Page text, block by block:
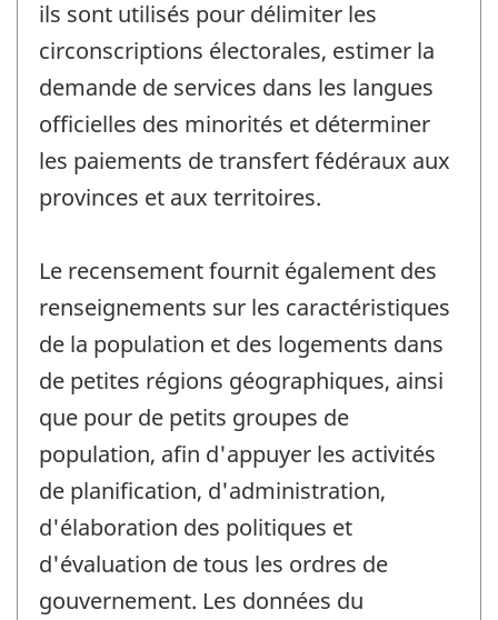
ils sont utilisés pour délimiter les
circonscriptions électorales, estimer la
demande de services dans les langues
officielles des minorités et déterminer
les paiements de transfert fédéraux aux
provinces et aux territoires.
Le recensement fournit également des
renseignements sur les caractéristiques
de la population et des logements dans
de petites régions géographiques, ainsi
que pour de petits groupes de
population, afin d'appuyer les activités
de planification, d'administration,
d'élaboration des politiques et
d'évaluation de tous les ordres de
gouvernement. Les données du